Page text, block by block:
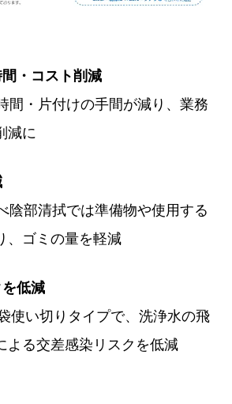
・コスト削減
間・片付けの手間が減り、業務
減に
陰部清拭では準備物や使用する
、ゴミの量を軽減
低減
使い切りタイプで、洗浄水の飛
よる交差感染リスクを低減